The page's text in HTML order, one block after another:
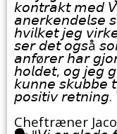
𝘬𝘰𝘯𝘵𝘳𝘢𝘬𝘵 𝘮𝘦𝘥
𝘢𝘯𝘦𝘳𝘬𝘦𝘯𝘥𝘦𝘭𝘴𝘦
𝘩𝘷𝘪𝘭𝘬𝘦𝘵 𝘫𝘦𝘨
𝘴𝘦𝘳 𝘥𝘦𝘵 𝘰𝘨𝘴å
𝘢𝘯𝘧ø𝘳𝘦𝘳 𝘩𝘢𝘳
𝘩𝘰𝘭𝘥𝘦𝘵, 𝘰𝘨 𝘫𝘦𝘨
𝘬𝘶𝘯𝘯𝘦 𝘴𝘬𝘶𝘣𝘣𝘦
𝘱𝘰𝘴𝘪𝘵𝘪𝘷
Cheftræner